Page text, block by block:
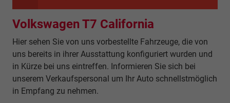
Volkswagen T7 California
Hier sehen Sie von uns vorbestellte Fahrzeuge, die von
uns bereits in ihrer Ausstattung konfiguriert wurden und
in Kürze bei uns eintreffen. Informieren Sie sich bei
unserem Verkaufspersonal um Ihr Auto schnellstmöglich
in Empfang zu nehmen.